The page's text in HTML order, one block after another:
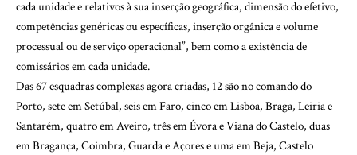
cada unidade e relativos à sua inserção geográfica, dimensão do efetivo,
competências genéricas ou específicas, inserção orgânica e volume
processual ou de serviço operacional”, bem como a existência de
comissários em cada unidade.
Das 67 esquadras complexas agora criadas, 12 são no comando do
Porto, sete em Setúbal, seis em Faro, cinco em Lisboa, Braga, Leiria e
Santarém, quatro em Aveiro, três em Évora e Viana do Castelo, duas
em Bragança, Coimbra, Guarda e Açores e uma em Beja, Castelo